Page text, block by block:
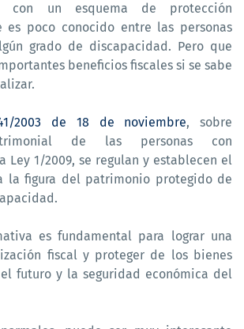
un esquema de protección
es poco conocido entre las personas
grado de discapacidad. Pero que
beneficios fiscales si se sabe
2003 de 18 de noviembre, sobre
de las personas con
Ley 1/2009, se regulan y establecen el
la figura del patrimonio protegido de
es fundamental para lograr una
fiscal y proteger de los bienes
futuro y la seguridad económica del